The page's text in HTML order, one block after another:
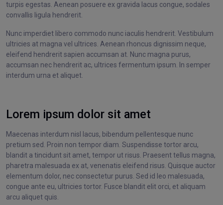
turpis egestas. Aenean posuere ex gravida lacus congue, sodales
convallis ligula hendrerit.
Nunc imperdiet libero commodo nunc iaculis hendrerit. Vestibulum
ultricies at magna vel ultrices. Aenean rhoncus dignissim neque,
eleifend hendrerit sapien accumsan at. Nunc magna purus,
accumsan nec hendrerit ac, ultrices fermentum ipsum. In semper
interdum urna et aliquet.
Lorem ipsum dolor sit amet
Maecenas interdum nisl lacus, bibendum pellentesque nunc
pretium sed. Proin non tempor diam. Suspendisse tortor arcu,
blandit a tincidunt sit amet, tempor ut risus. Praesent tellus magna,
pharetra malesuada ex at, venenatis eleifend risus. Quisque auctor
elementum dolor, nec consectetur purus. Sed id leo malesuada,
congue ante eu, ultricies tortor. Fusce blandit elit orci, et aliquam
arcu aliquet quis.